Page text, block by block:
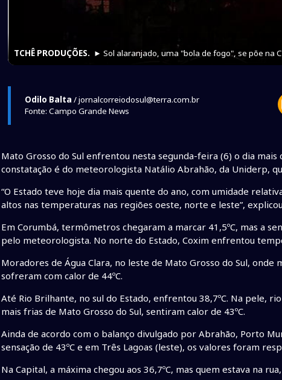
TCHÊ PRODUÇÕES. ► Sol alaranjado, uma "bola de fogo", se põe na
Odilo Balta / jornalcorreiodosul@terra.com.br
Fonte: Campo Grande News
Mato Grosso do Sul enfrentou nesta segunda-feira (6) o dia
constatação é do meteorologista Natálio Abrahão, da Uniderp,
“O Estado teve hoje dia mais quente do ano, com umidade
altos nas temperaturas nas regiões oeste, norte e leste”,
Em Corumbá, termômetros chegaram a marcar 41,5ºC, mas a
pelo meteorologista. No norte do Estado, Coxim enfrentou
Moradores de Água Clara, no leste de Mato Grosso do Sul,
sofreram com calor de 44ºC.
Até Rio Brilhante, no sul do Estado, enfrentou 38,7ºC. Na pele,
mais frias de Mato Grosso do Sul, sentiram calor de 43ºC.
Ainda de acordo com o balanço divulgado por Abrahão, Porto
sensação de 43ºC e em Três Lagoas (leste), os valores foram
Na Capital, a máxima chegou aos 36,7ºC, mas quem estava na